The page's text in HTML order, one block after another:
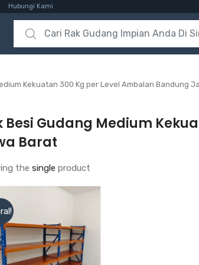
Hubungi Kami
Search for:
Kekuatan 300 Kg per Level Ambalan Bandung
Besi Gudang Medium
Barat
the single product